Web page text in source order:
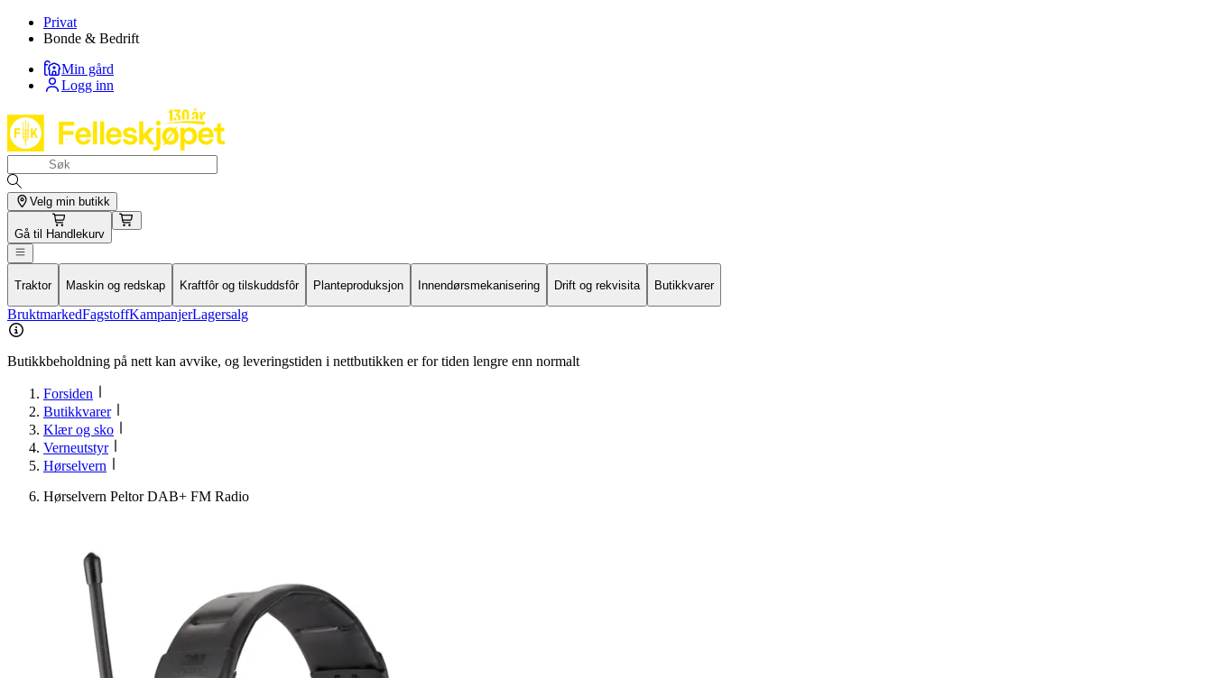
Privat
Bonde & Bedrift
Min gård
Logg inn
Velg min butikk
Gå til Handlekurv
Traktor Maskin og redskap Kraftfôr og tilskuddsfôr Planteproduksjon Innendørsmekanisering Drift og rekvisita Butikkvarer
BruktmarkedFagstoffKampanjerLagersalg
Butikkbeholdning på nett kan avvike, og leveringstiden i nettbutikken er for tiden lengre enn normalt
Forsiden
Butikkvarer
Klær og sko
Verneutstyr
Hørselvern
Hørselvern Peltor DAB+ FM Radio